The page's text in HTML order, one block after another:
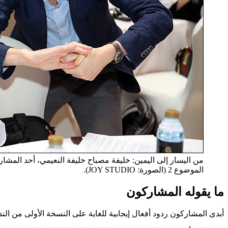
الموضوع 2 (الصورة: JOY STUDIO).
ما يقوله المشاركون
أبدى المشاركون ردود أفعال إيجابية للغاية على النسخة الأولى من